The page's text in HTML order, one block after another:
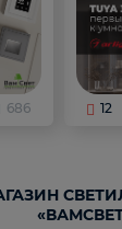
686 12